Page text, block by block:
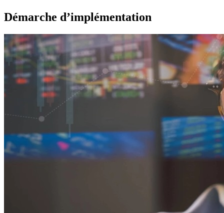
Démarche d’implémentation